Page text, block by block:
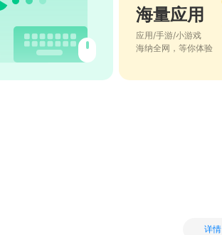
海量应用
应用/手游/小游戏
海纳全网，等你体验
详情